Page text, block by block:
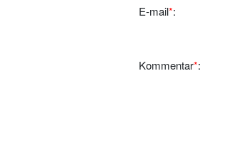
E-mail*:
Kommentar*: